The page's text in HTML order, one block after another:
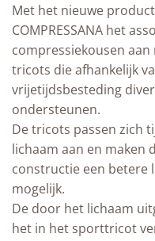
Met het nieuwe
COMPRESSANA het
compressiekousen
tricots die afhankelijk
vrijetijdsbesteding
ondersteunen.
De tricots passen zich
lichaam aan en maken
constructie een betere
mogelijk.
De door het lichaam
het in het sporttricot